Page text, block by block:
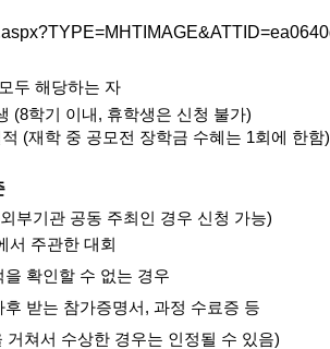
두 해당하는 자
(8학기 이내 , 휴학생은 신청 불가)
(재학 중 공모전 장학금 수혜는 1회에 한함)
부기관 공동 주최인 경우 신청 가능)
주관한 대회
확인할 수 없는 경우
받는 참가증명서, 과정 수료증 등
쳐서 수상한 경우는 인정될 수 있음)